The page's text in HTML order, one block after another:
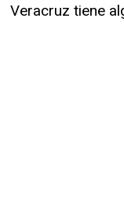
Veracruz tiene